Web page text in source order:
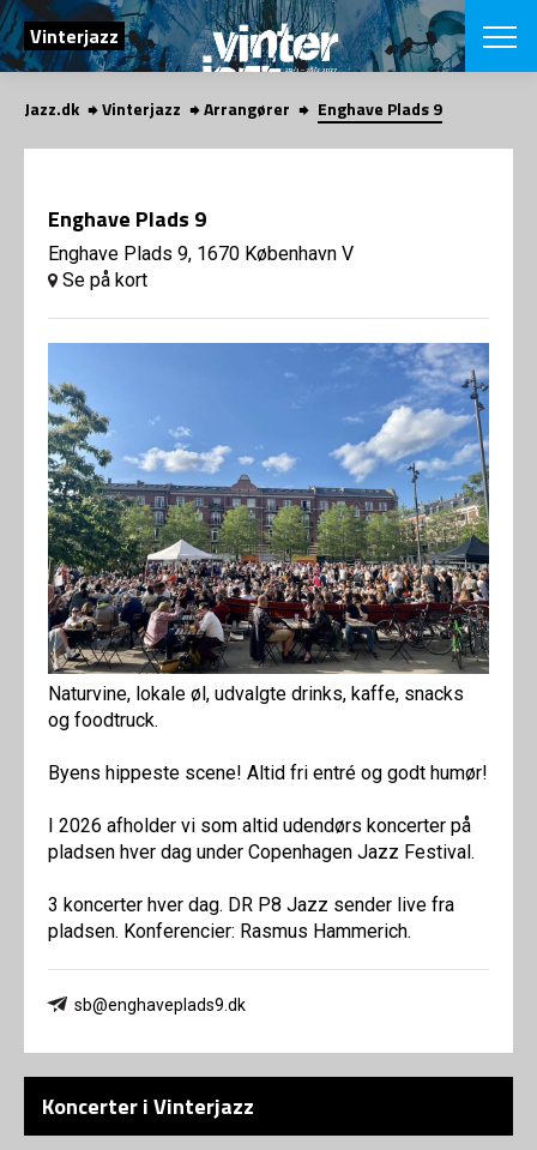
SØG
Vinterjazz
English
App
App
Presse/
Om
Om
Kontakt
Om fonden
Om
SHOP
Jazz.dk Vinterjazz Arrangører Enghave Plads 9
Enghave Plads 9
Enghave Plads 9, 1670 København V
Se på kort
Naturvine, lokale øl, udvalgte drinks, kaffe, snacks
og foodtruck.
Byens hippeste scene! Altid fri entré og godt humør!
I 2026 afholder vi som altid udendørs koncerter på
pladsen hver dag under Copenhagen Jazz Festival.
3 koncerter hver dag. DR P8 Jazz sender live fra
pladsen. Konferencier: Rasmus Hammerich.
sb@enghaveplads9.dk
Koncerter i Vinterjazz